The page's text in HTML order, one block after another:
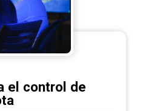
el control de